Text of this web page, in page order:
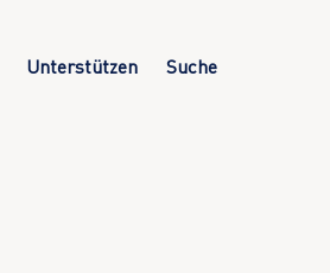
Unterstützen
Suche